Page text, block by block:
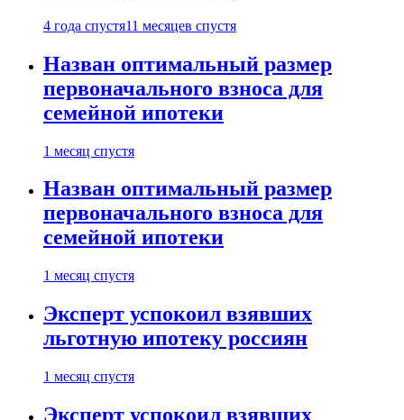
4 года спустя11 месяцев спустя
Назван оптимальный размер
первоначального взноса для
семейной ипотеки
1 месяц спустя
Назван оптимальный размер
первоначального взноса для
семейной ипотеки
1 месяц спустя
Эксперт успокоил взявших
льготную ипотеку россиян
1 месяц спустя
Эксперт успокоил взявших